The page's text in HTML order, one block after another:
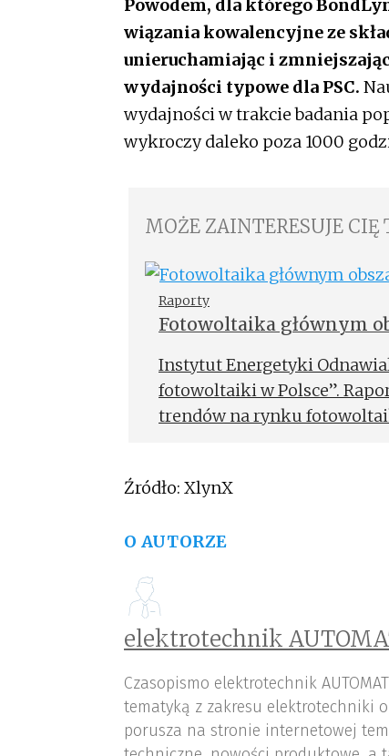
Powodem, dla którego
wiązania kowalencyjne ze
unieruchamiając i
wydajności typowe dla PSC.
wydajności w trakcie badania
wykroczy daleko poza 1000
MOŻE ZAINTERESUJE CIĘ
Raporty
Fotowoltaika głównym
Instytut Energetyki
fotowoltaiki w Polsce”.
trendów na rynku
Źródło: XlynX
O AUTORZE
elektrotechnik
Czasopismo elektrotechnik
tematyką z zakresu elektrotechniki
porusza na stronie internetowej